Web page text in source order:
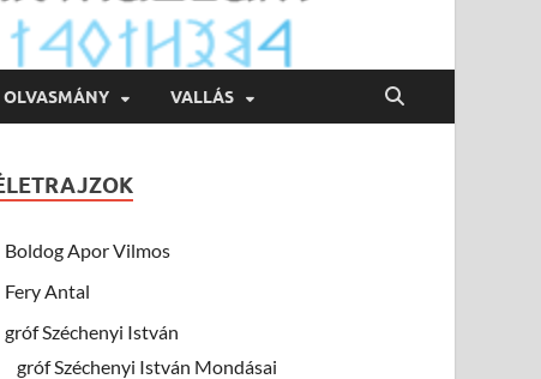
OLVASMÁNY VALLÁS
Boldog Apor Vilmos
Fery Antal
gróf Széchenyi István
gróf Széchenyi István Mondásai